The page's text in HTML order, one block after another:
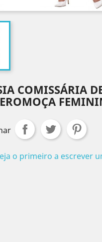
COMISSÁRIA
o primeiro a escrever